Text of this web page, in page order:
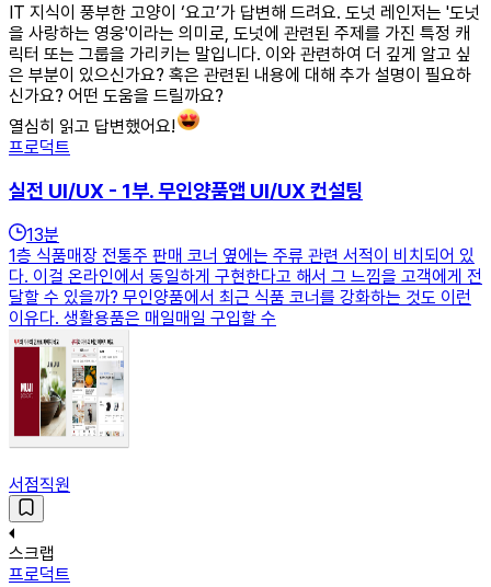
IT 지식이 풍부한 고양이 ‘요고’가 답변해 드려요. 도넛 레인저는 '도넛
을 사랑하는 영웅'이라는 의미로, 도넛에 관련된 주제를 가진 특정 캐
릭터 또는 그룹을 가리키는 말입니다. 이와 관련하여 더 깊게 알고 싶
은 부분이 있으신가요? 혹은 관련된 내용에 대해 추가 설명이 필요하
신가요? 어떤 도움을 드릴까요?
열심히 읽고 답변했어요!
프로덕트
실전 UI/UX - 1부. 무인양품앱 UI/UX 컨설팅
13분
1층 식품매장 전통주 판매 코너 옆에는 주류 관련 서적이 비치되어 있
다. 이걸 온라인에서 동일하게 구현한다고 해서 그 느낌을 고객에게 전
달할 수 있을까? 무인양품에서 최근 식품 코너를 강화하는 것도 이런
이유다. 생활용품은 매일매일 구입할 수
서점직원
스크랩
프로덕트